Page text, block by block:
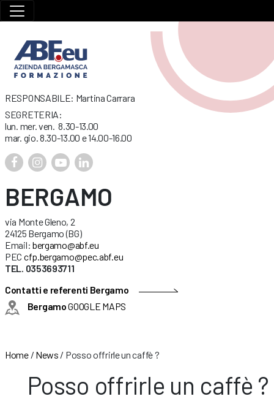
RESPONSABILE: Martina Carrara
SEGRETERIA:
lun. mer. ven. 8.30-13.00
mar. gio. 8.30-13.00 e 14.00-16.00
BERGAMO
via Monte Gleno, 2
24125 Bergamo (BG)
Email: bergamo@abf.eu
PEC cfp.bergamo@pec.abf.eu
TEL. 0353693711
Contatti e referenti Bergamo
BergamoGOOGLE MAPS
Home/ News / Posso offrirle un caffè ?
Posso offrirle un caffè ?